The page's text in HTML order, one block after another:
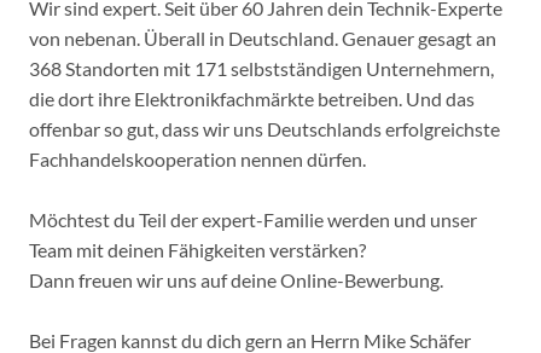
Wir sind expert. Seit über 60 Jahren dein Technik-Experte
von nebenan. Überall in Deutschland. Genauer gesagt an
368 Standorten mit 171 selbstständigen Unternehmern,
die dort ihre Elektronikfachmärkte betreiben. Und das
offenbar so gut, dass wir uns Deutschlands erfolgreichste
Fachhandelskooperation nennen dürfen.
Möchtest du Teil der expert-Familie werden und unser
Team mit deinen Fähigkeiten verstärken?
Dann freuen wir uns auf deine Online-Bewerbung.
Bei Fragen kannst du dich gern an Herrn Mike Schäfer